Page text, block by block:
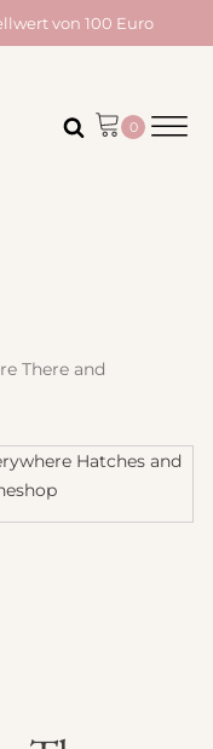
von 100 Euro
There and